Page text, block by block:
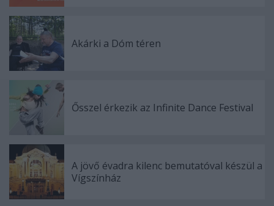
Akárki a Dóm téren
Ősszel érkezik az Infinite Dance Festival
A jövő évadra kilenc bemutatóval készül a
Vígszínház